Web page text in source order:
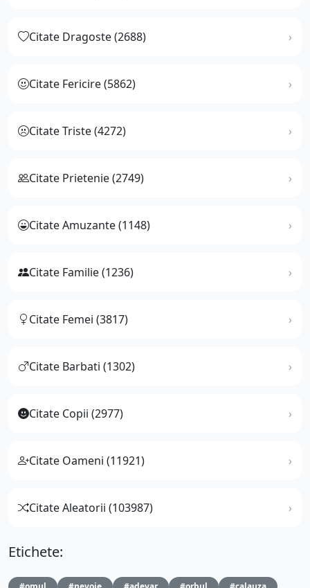
Citate Dragoste (2688)
Citate Fericire (5862)
Citate Triste (4272)
Citate Prietenie (2749)
Citate Amuzante (1148)
Citate Familie (1236)
Citate Femei (3817)
Citate Barbati (1302)
Citate Copii (2977)
Citate Oameni (11921)
Citate Aleatorii (103987)
Etichete: